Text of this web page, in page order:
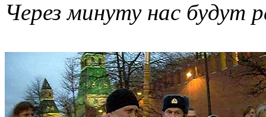
Через минуту нас будут